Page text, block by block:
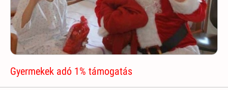
Gyermekek adó 1% támogatás